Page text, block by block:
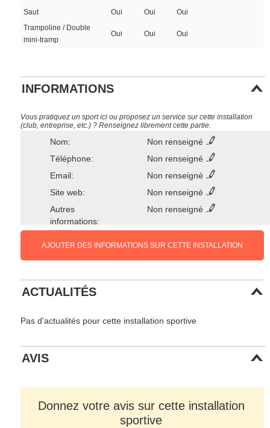
Saut
Oui Oui
Oui
Trampoline / Double
mini-tramp
Oui Oui Oui
INFORMATIONS
Vous pratiquez un sport ici ou proposez un service sur cette installation
(club, entreprise, etc.) ? Renseignez librement cette partie.
Nom:
Non renseigné
Téléphone:
Non renseigné
Email:
Non renseigné
Site web:
Non renseigné
Autres
informations:
Non renseigné
AJOUTER DES INFORMATIONS SUR CETTE INSTALLATION
ACTUALITÉS
Pas d'actualités pour cette installation sportive
AVIS
Donnez votre avis sur cette installation
sportive